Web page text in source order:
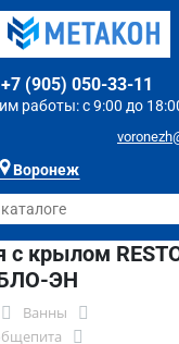
Воронеж
работы: с 9:00 до
+7 (905) 050-33-11
с крылом
ЭН
Ванны